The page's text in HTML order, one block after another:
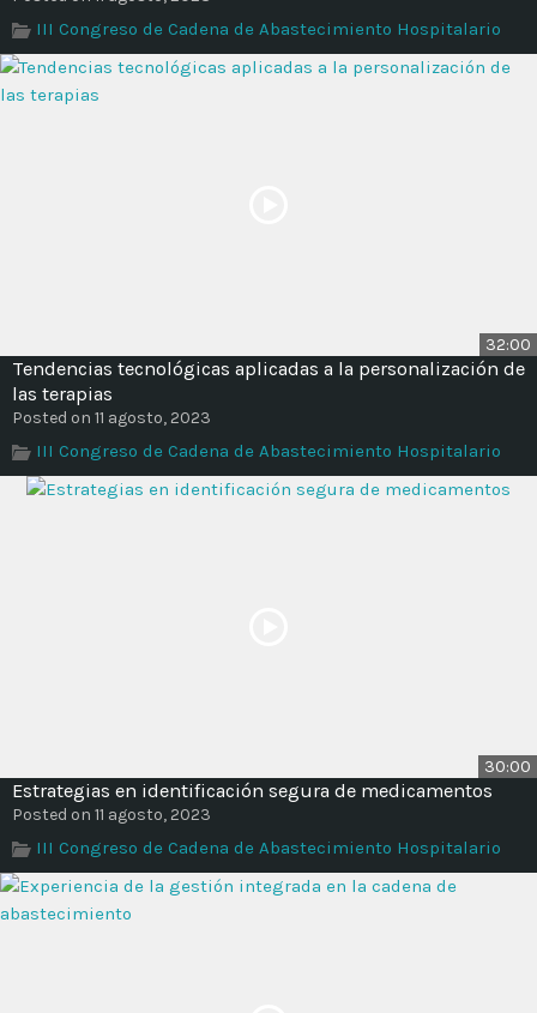
III Congreso de Cadena de Abastecimiento Hospitalario
32:00
Tendencias tecnológicas aplicadas a la personalización de
las terapias
Posted on 11 agosto, 2023
III Congreso de Cadena de Abastecimiento Hospitalario
30:00
Estrategias en identificación segura de medicamentos
Posted on 11 agosto, 2023
III Congreso de Cadena de Abastecimiento Hospitalario